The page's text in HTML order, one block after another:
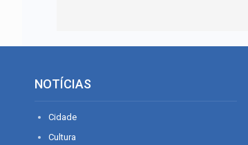
NOTÍCIAS
Cidade
Cultura